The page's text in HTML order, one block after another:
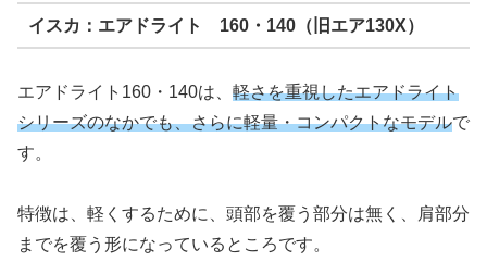
イスカ：エアドライト 160・140（旧エア130X）
エアドライト160・140は、 軽さを重視したエアドライト
シリーズのなかでも、さらに軽量・コンパクトなモデルで
す。
特徴は、軽くするために、頭部を覆う部分は無く、肩部分
までを覆う形になっているところです。